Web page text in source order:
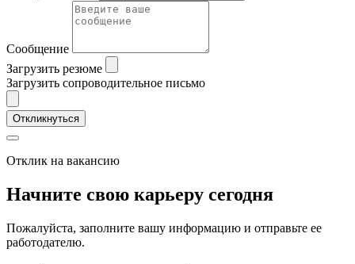
Сообщение
Загрузить резюме
Загрузить сопроводительное письмо
Откликнуться
Отклик на вакансию
Начните свою карьеру сегодня
Пожалуйста, заполните вашу информацию и отправьте ее
работодателю.